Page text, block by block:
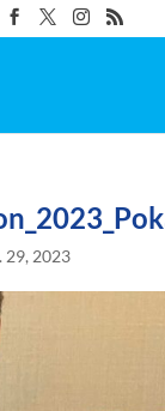
29, 2023